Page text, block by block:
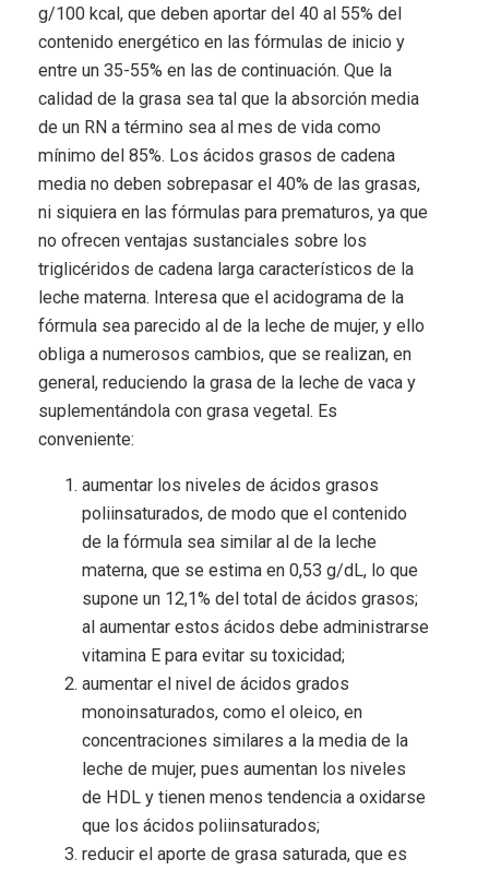
g/100 kcal, que deben aportar del 40 al 55% del
contenido energético en las fórmulas de inicio y
entre un 35-55% en las de continuación. Que la
calidad de la grasa sea tal que la absorción media
de un RN a término sea al mes de vida como
mínimo del 85%. Los ácidos grasos de cadena
media no deben sobrepasar el 40% de las grasas,
ni siquiera en las fórmulas para prematuros, ya que
no ofrecen ventajas sustanciales sobre los
triglicéridos de cadena larga característicos de la
leche materna. Interesa que el acidograma de la
fórmula sea parecido al de la leche de mujer, y ello
obliga a numerosos cambios, que se realizan, en
general, reduciendo la grasa de la leche de vaca y
suplementándola con grasa vegetal. Es
conveniente:
aumentar los niveles de ácidos grasos
poliinsaturados, de modo que el contenido
de la fórmula sea similar al de la leche
materna, que se estima en 0,53 g/dL, lo que
supone un 12,1% del total de ácidos grasos;
al aumentar estos ácidos debe administrarse
vitamina E para evitar su toxicidad;
aumentar el nivel de ácidos grados
monoinsaturados, como el oleico, en
concentraciones similares a la media de la
leche de mujer, pues aumentan los niveles
de HDL y tienen menos tendencia a oxidarse
que los ácidos poliinsaturados;
reducir el aporte de grasa saturada, que es